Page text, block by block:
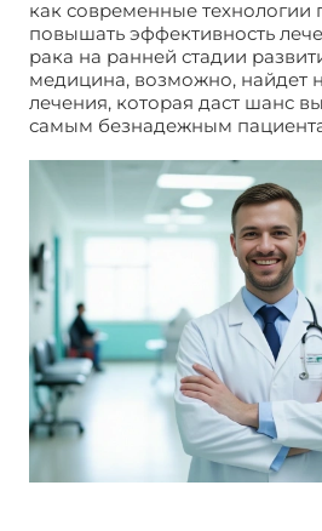
как современные технологии
повышать эффективность
рака на ранней стадии
медицина, возможно, найдет
лечения, которая даст шанс
самым безнадежным